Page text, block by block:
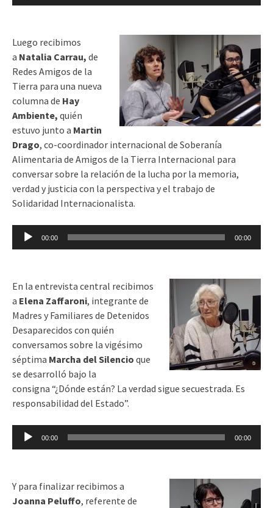
Luego recibimos
a Natalia Carrau, de
Redes Amigos de la
Tierra para una nueva
columna de Hay
Ambiente, quién
estuvo junto a Martin
Drago, co-coordinador internacional de Soberanía
Alimentaria de Amigos de la Tierra Internacional para
conversar sobre la relación de la lucha por la memoria,
verdad y justicia con la perspectiva y el trabajo de
Solidaridad Internacionalista.
Reproductor
00:00 00:00
En la entrevista central recibimos
a Elena Zaffaroni, integrante de
Madres y Familiares de Detenidos
Desaparecidos con quién
conversamos sobre la vigésimo
séptima Marcha del Silencio que
se desarrolló bajo la
consigna “¿Dónde están? La verdad sigue secuestrada. Es
responsabilidad del Estado”.
Reproductor
00:00 00:00
Y para finalizar recibimos a
Joanna Peluffo, referente de